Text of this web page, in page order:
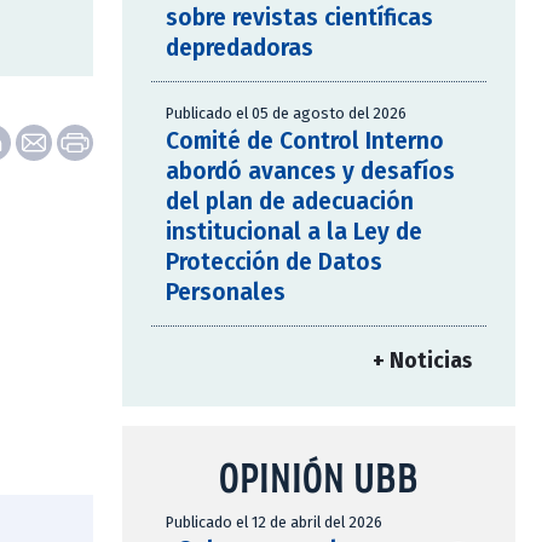
sobre revistas científicas
depredadoras
Publicado el 05 de agosto del 2026
Comité de Control Interno
abordó avances y desafíos
del plan de adecuación
institucional a la Ley de
Protección de Datos
Personales
+ Noticias
OPINIÓN UBB
Publicado el 12 de abril del 2026